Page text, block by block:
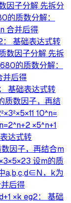
因子分解 先拆分
的质数分解：
合并后得
： 基础表达式转
数因子分解 先拆
的质数分解：
并后得
基础表达式转
质数因子，再结
10^n=
×5^n+1
达式转
因子，再结合m
设m的质
a,b,c,d∈N，k为
后得
×k eg2： 基础